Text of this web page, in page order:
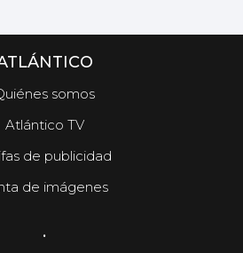
somos
Atlántico TV
de publicidad
de imágenes
.